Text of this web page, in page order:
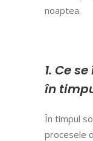
noaptea.
1. Ce
în
În timpul
procesele